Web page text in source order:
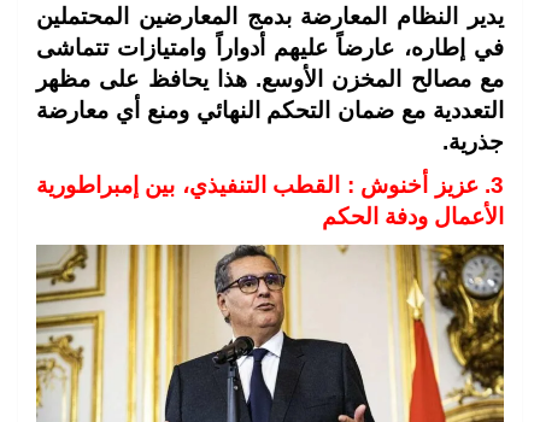
يدير النظام المعارضة بدمج المعارضين المحتملين
في إطاره، عارضاً عليهم أدواراً وامتيازات تتماشى
مع مصالح المخزن الأوسع. هذا يحافظ على مظهر
التعددية مع ضمان التحكم النهائي ومنع أي معارضة
جذرية.
3. عزيز أخنوش : القطب التنفيذي، بين إمبراطورية
الأعمال ودفة الحكم